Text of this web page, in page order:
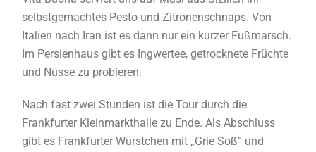
selbstgemachtes Pesto und Zitronenschnaps. Von
Italien nach Iran ist es dann nur ein kurzer Fußmarsch.
Im Persienhaus gibt es Ingwertee, getrocknete Früchte
und Nüsse zu probieren.
Nach fast zwei Stunden ist die Tour durch die
Frankfurter Kleinmarkthalle zu Ende. Als Abschluss
gibt es Frankfurter Würstchen mit „Grie Soß“ und